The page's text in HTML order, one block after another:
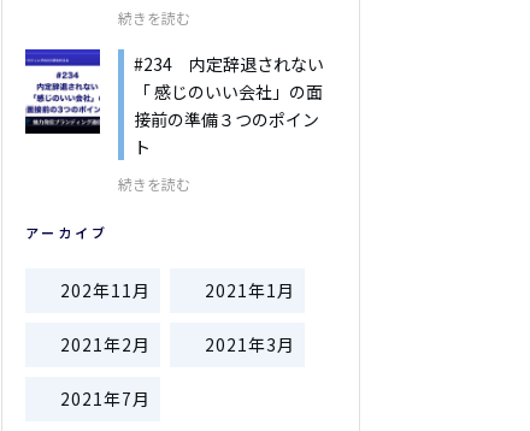
続きを読む
#234 内定辞退されない
「 感じのいい会社」の面
接前の準備３つのポイン
ト
続きを読む
アーカイブ
202年11月 2021年1月
2021年2月 2021年3月
2021年7月